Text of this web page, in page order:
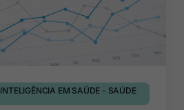
INTELIGÊNCIA EM SAÚDE - SAÚDE